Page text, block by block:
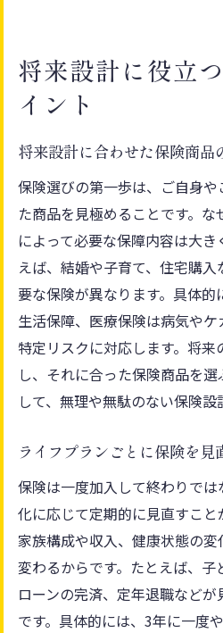
将来設計に役立
イント
将来設計に合わせた保険商品
保険選びの第一歩は、ご自身
た商品を見極めることです。
によって必要な保障内容は大き
えば、結婚や子育て、住宅購
要な保険が異なります。具体
生活保障、医療保険は病気や
特定リスクに対応します。将
し、それに合った保険商品を
して、無理や無駄のない保険設
ライフプランごとに保険を見
保険は一度加入して終わりで
化に応じて定期的に見直すこと
家族構成や収入、健康状態の
変わるからです。たとえば、
ローンの完済、定年退職など
です。具体的には、3年に一度